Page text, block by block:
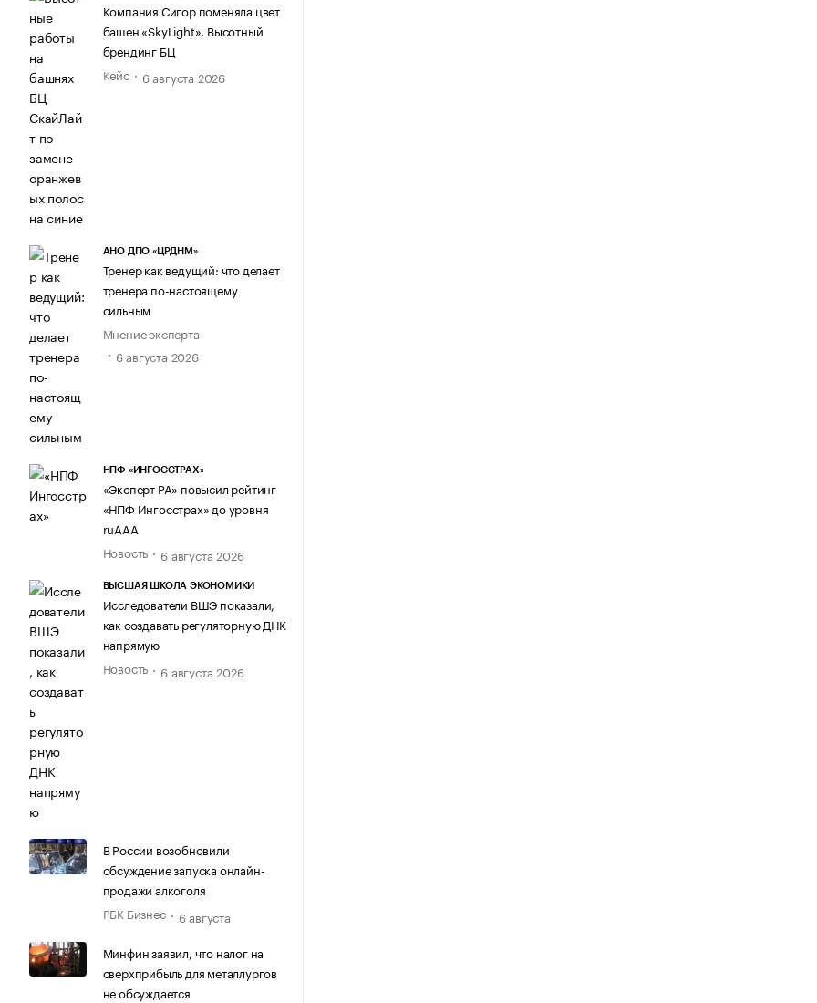
Компания Сигор поменяла цвет
башен «SkyLight». Высотный
брендинг БЦ
Кейс
6 августа 2026
АНО ДПО «ЦРДНМ»
Тренер как ведущий: что делает
тренера по-настоящему
сильным
Мнение эксперта
6 августа 2026
НПФ «ИНГОССТРАХ»
«Эксперт РА» повысил рейтинг
«НПФ Ингосстрах» до уровня
ruAAA
Новость
6 августа 2026
ВЫСШАЯ ШКОЛА ЭКОНОМИКИ
Исследователи ВШЭ показали,
как создавать регуляторную ДНК
напрямую
Новость
6 августа 2026
В России возобновили
обсуждение запуска онлайн-
продажи алкоголя
РБК Бизнес
6 августа
Минфин заявил, что налог на
сверхприбыль для металлургов
не обсуждается